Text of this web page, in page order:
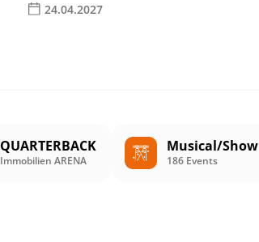
24.04.2027
QUARTERBACK
Immobilien ARENA
Musical/Show
186 Events